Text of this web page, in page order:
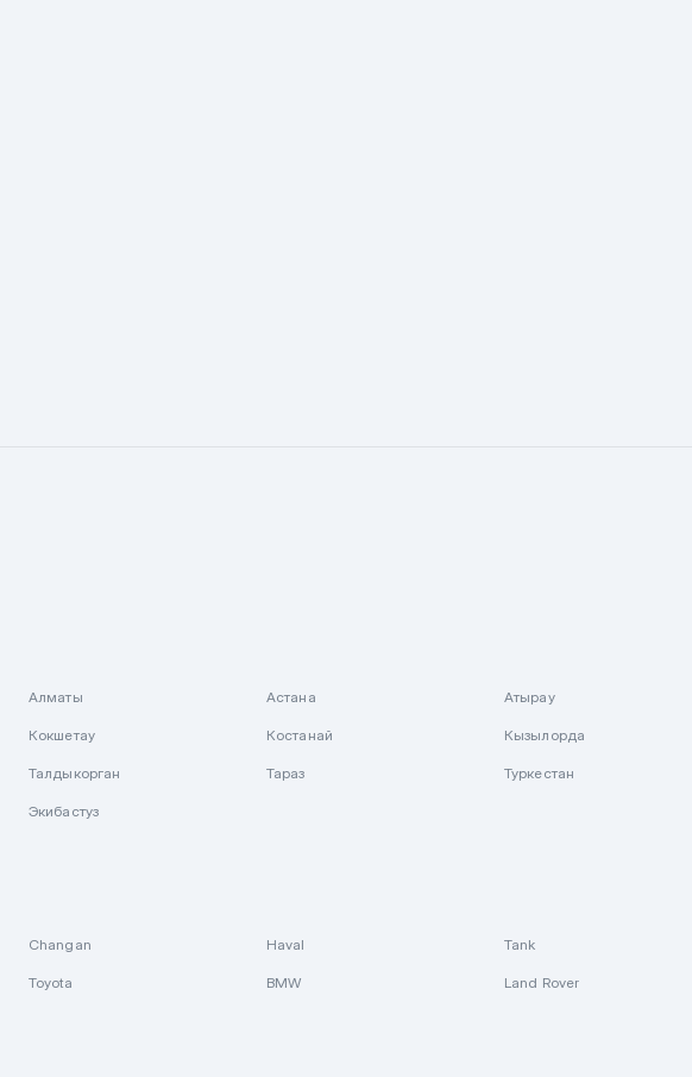
Алматы Астана Атырау
Кокшетау Костанай Кызылорда
Талдыкорган Тараз Туркестан
Экибастуз
Changan Haval Tank
Toyota BMW Land Rover